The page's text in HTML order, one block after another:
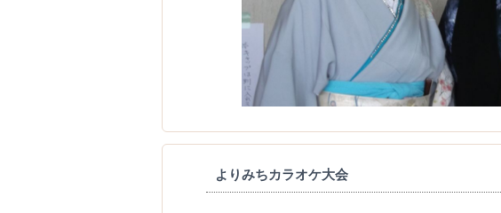
よりみちカラオケ大会